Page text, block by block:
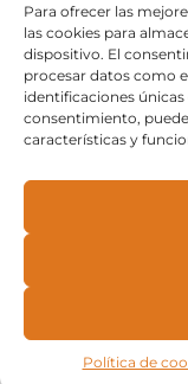
Para ofrecer las
las cookies para
dispositivo. El
procesar datos como
identificaciones
consentimiento,
características y
Política de
Nosotros
Tu
prioridad
En
ofrecer servicios
alta calidad y
técnicas